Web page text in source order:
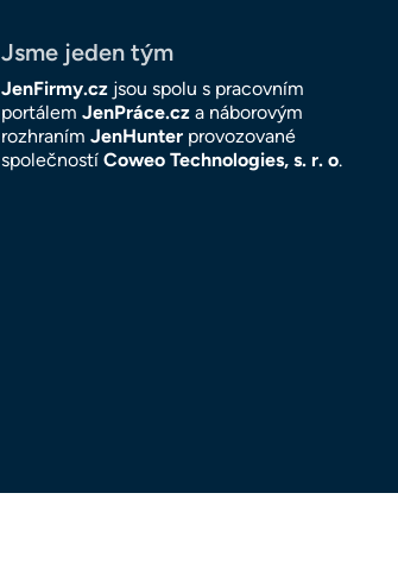
Jsme jeden tým
JenFirmy.cz jsou spolu s pracovním
portálem JenPráce.cz a náborovým
rozhraním JenHunter provozované
společností Coweo Technologies, s. r. o.